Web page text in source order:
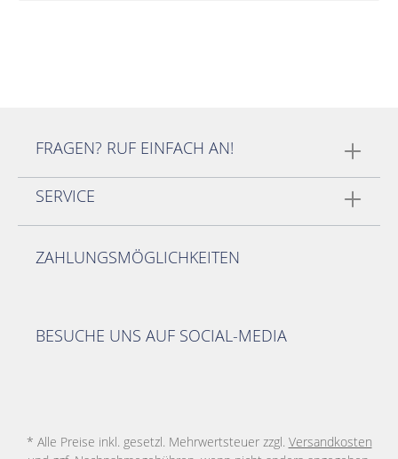
FRAGEN? RUF EINFACH AN!
SERVICE
ZAHLUNGSMÖGLICHKEITEN
BESUCHE UNS AUF SOCIAL-MEDIA
* Alle Preise inkl. gesetzl. Mehrwertsteuer zzgl. Versandkosten